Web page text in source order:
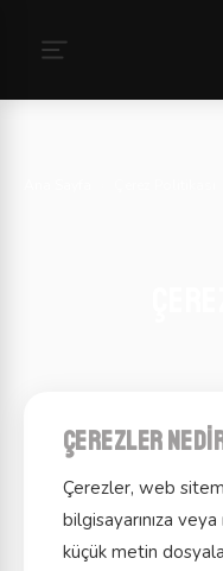
Çerezler
Çerezler, web
bilgisayarınıza
küçük metin